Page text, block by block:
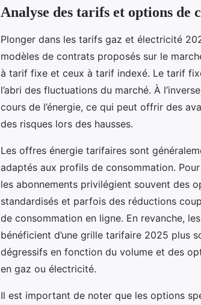
Analyse des tarifs et options de
Plonger dans les tarifs gaz et électricité
modèles de contrats proposés sur le
à tarif fixe et ceux à tarif indexé. Le tarif
l’abri des fluctuations du marché. À
cours de l’énergie, ce qui peut offrir des
des risques lors des hausses.
Les offres énergie tarifaires sont
adaptés aux profils de consommation.
les abonnements privilégient souvent des
standardisés et parfois des réductions
de consommation en ligne. En revanche,
bénéficient d’une grille tarifaire 2025 plus
dégressifs en fonction du volume et des
en gaz ou électricité.
Il est important de noter que les options